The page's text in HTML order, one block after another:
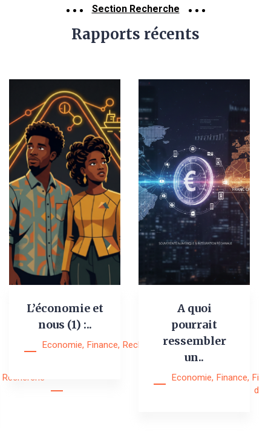
Section Recherche
Rapports récents
Recherche
L’économie et
nous (1) :..
Economie, Finance, Recherche, Research
Notes
A quoi
pourrait
ressembler
un..
Economie, Finance,